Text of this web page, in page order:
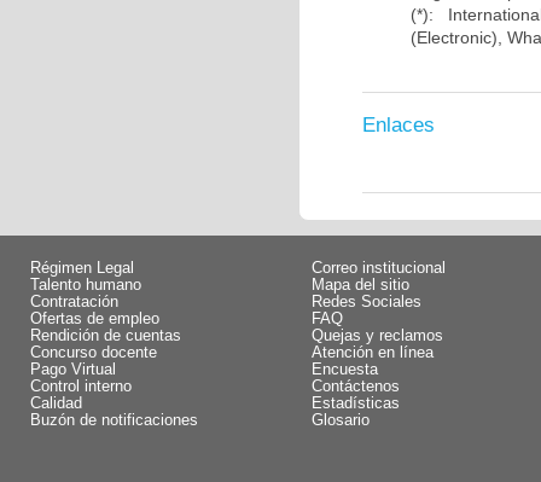
(*):
(Electronic),
Enlaces
Régimen Legal
Talento humano
Contratación
Ofertas de empleo
Rendición de cuentas
Concurso docente
Pago Virtual
Control interno
Calidad
Buzón de notificaciones
Correo institucional
Mapa del sitio
Redes Sociales
FAQ
Quejas y reclamos
Atención en línea
Encuesta
Contáctenos
Estadísticas
Glosario